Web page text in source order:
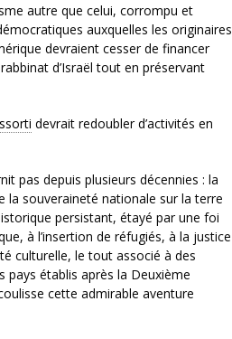
autre que celui, corrompu et
auxquelles les originaires
devraient cesser de financer
d’Israël tout en préservant
devrait redoubler d’activités en
pas depuis plusieurs décennies : la
la souveraineté nationale sur la terre
persistant, étayé par une foi
à l’insertion de réfugiés, à la justice
culturelle, le tout associé à des
établis après la Deuxième
cette admirable aventure